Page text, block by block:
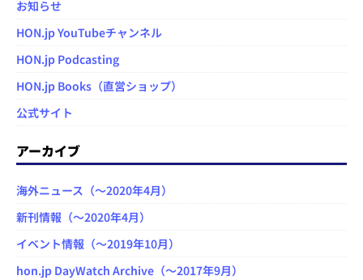
お知らせ
HON.jp YouTubeチャンネル
HON.jp Podcasting
HON.jp Books（直営ショップ）
公式サイト
アーカイブ
海外ニュース（～2020年4月）
新刊情報（～2020年4月）
イベント情報（～2019年10月）
hon.jp DayWatch Archive（～2017年9月）